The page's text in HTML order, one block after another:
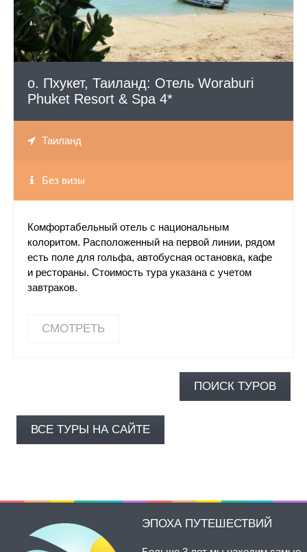
о. Пхукет, Таиланд: Отель Woraburi
Phuket Resort & Spa 4*
Таиланд
Без визы
Комфортабельный отель с национальным
колоритом. Расположенный на первой линии, рядом
есть поле для гольфа, автобусная остановка, кафе
и рестораны. Стоимость тура указана с учетом
завтраков.
СМОТРЕТЬ
ПОИСК ТУРОВ
ВСЕ ТУРЫ НА САЙТЕ
ЭПОХА ПУТЕШЕСТВИЙ